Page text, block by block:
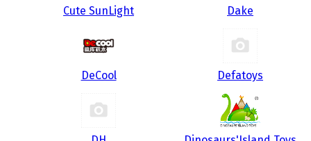
Cute SunLight Dake
DeCool Defatoys